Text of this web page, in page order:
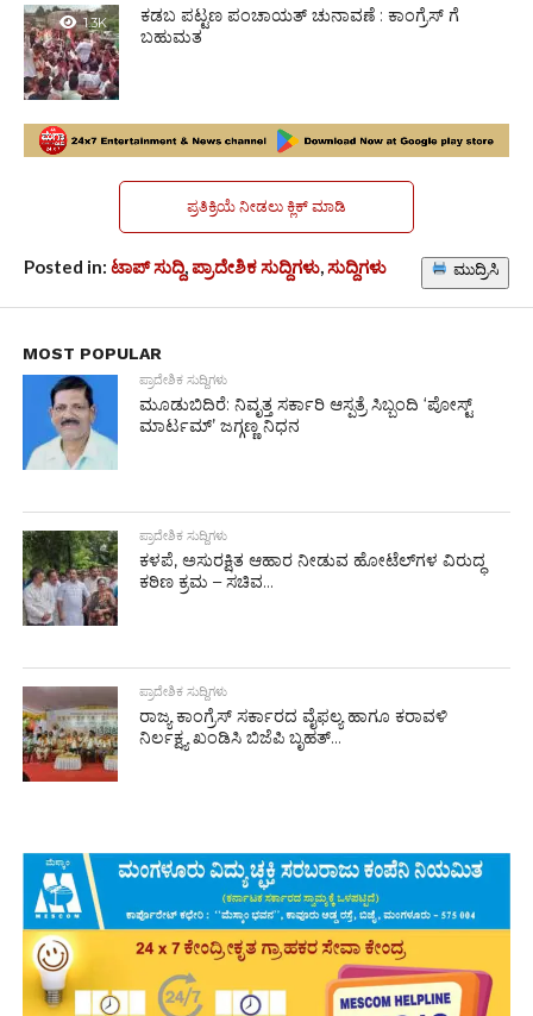
1.3K
ಕಡಬ ಪಟ್ಟಣ ಪಂಚಾಯತ್ ಚುನಾವಣೆ : ಕಾಂಗ್ರೆಸ್ ಗೆ
ಬಹುಮತ
ಪ್ರತಿಕ್ರಿಯೆ ನೀಡಲು ಕ್ಲಿಕ್ ಮಾಡಿ
Posted in: ಟಾಪ್ ಸುದ್ದಿ,ಪ್ರಾದೇಶಿಕ ಸುದ್ದಿಗಳು,ಸುದ್ದಿಗಳು ಮುದ್ರಿಸಿ
MOST POPULAR
ಪ್ರಾದೇಶಿಕ ಸುದ್ದಿಗಳು
ಮೂಡುಬಿದಿರೆ: ನಿವೃತ್ತ ಸರ್ಕಾರಿ ಆಸ್ಪತ್ರೆ ಸಿಬ್ಬಂದಿ ‘ಪೋಸ್ಟ್
ಮಾರ್ಟಮ್’ ಜಗ್ಗಣ್ಣ ನಿಧನ
ಪ್ರಾದೇಶಿಕ ಸುದ್ದಿಗಳು
ಕಳಪೆ, ಅಸುರಕ್ಷಿತ ಆಹಾರ ನೀಡುವ ಹೋಟೆಲ್‌ಗಳ ವಿರುದ್ಧ
ಕಠಿಣ ಕ್ರಮ – ಸಚಿವ...
ಪ್ರಾದೇಶಿಕ ಸುದ್ದಿಗಳು
ರಾಜ್ಯ ಕಾಂಗ್ರೆಸ್ ಸರ್ಕಾರದ ವೈಫಲ್ಯ ಹಾಗೂ ಕರಾವಳಿ
ನಿರ್ಲಕ್ಷ್ಯ ಖಂಡಿಸಿ ಬಿಜೆಪಿ ಬೃಹತ್...